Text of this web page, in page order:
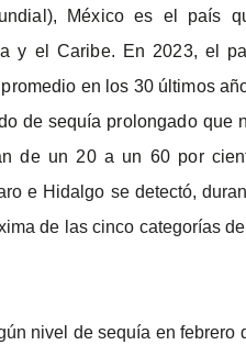
México es el país
y el Caribe. En 2023, el
en los 30 últimos
de sequía prolongado que
de un 20 a un 60 por
e Hidalgo se detectó,
de las cinco categorías
nivel de sequía en febrero